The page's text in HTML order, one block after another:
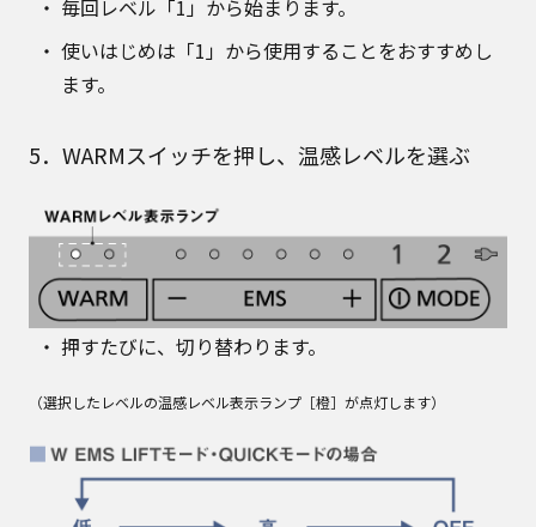
毎回レベル「1」から始まります。
使いはじめは「1」から使用することをおすすめし
ます。
5．WARMスイッチを押し、温感レベルを選ぶ
押すたびに、切り替わります。
（選択したレベルの温感レベル表示ランプ［橙］が点灯します）